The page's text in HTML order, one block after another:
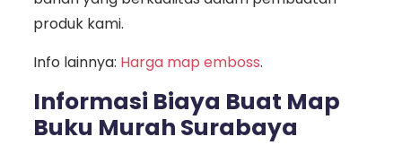
produk kami.
Info lainnya: Harga map emboss.
Informasi Biaya Buat Map
Buku Murah Surabaya